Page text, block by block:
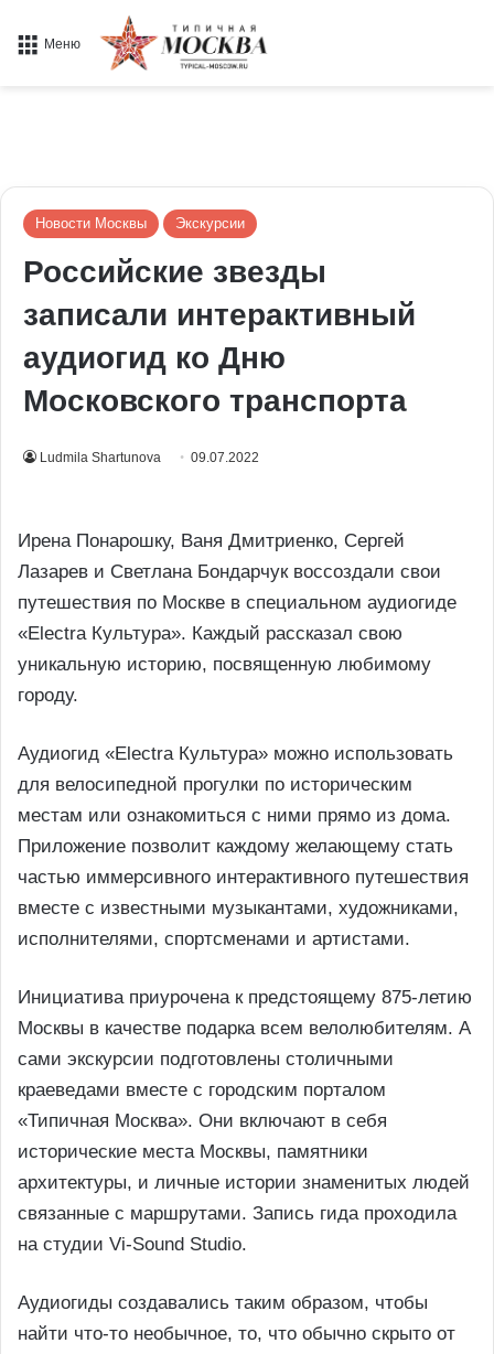
Меню
Новости Москвы Экскурсии
Российские звезды
записали интерактивный
аудиогид ко Дню
Московского транспорта
Ludmila Shartunova 09.07.2022
Ирена Понарошку, Ваня Дмитриенко, Сергей
Лазарев и Светлана Бондарчук воссоздали свои
путешествия по Москве в специальном аудиогиде
«Electra Культура». Каждый рассказал свою
уникальную историю, посвященную любимому
городу.
Аудиогид «Electra Культура» можно использовать
для велосипедной прогулки по историческим
местам или ознакомиться с ними прямо из дома.
Приложение позволит каждому желающему стать
частью иммерсивного интерактивного путешествия
вместе с известными музыкантами, художниками,
исполнителями, спортсменами и артистами.
Инициатива приурочена к предстоящему 875-летию
Москвы в качестве подарка всем велолюбителям. А
сами экскурсии подготовлены столичными
краеведами вместе с городским порталом
«Типичная Москва». Они включают в себя
исторические места Москвы, памятники
архитектуры, и личные истории знаменитых людей
связанные с маршрутами. Запись гида проходила
на студии Vi-Sound Studio.
Аудиогиды создавались таким образом, чтобы
найти что-то необычное, то, что обычно скрыто от